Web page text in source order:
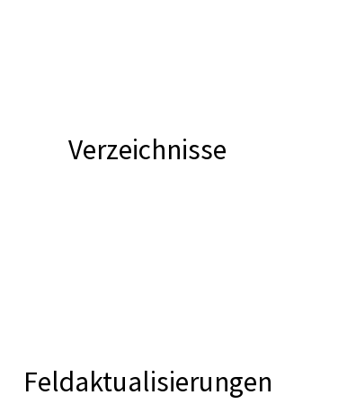
Verzeichnisse
Feldaktualisierungen